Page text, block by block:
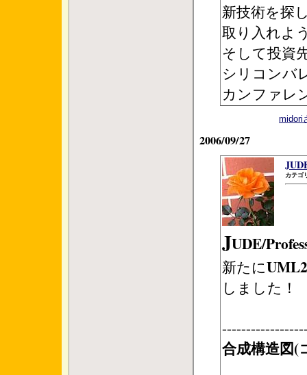
新技術を探
取り入れよ
そして投資
シリコンバ
カンファレ
midori
2006/09/27
カテゴ
JUDE/
新たに
しました！
合成構造図(